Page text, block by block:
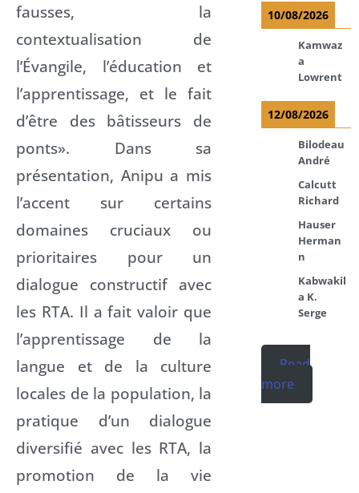
fausses, la
contextualisation de
l’Évangile, l’éducation et
l’apprentissage, et le fait
d’être des bâtisseurs de
ponts». Dans sa
présentation, Anipu a mis
l’accent sur certains
domaines cruciaux ou
prioritaires pour un
dialogue constructif avec
les RTA. Il a fait valoir que
l’apprentissage de la
langue et de la culture
locales de la population, la
pratique d’un dialogue
diversifié avec les RTA, la
promotion de la vie
10/08/2026
Kamwaz
a
Lowrent
12/08/2026
Bilodeau
André
Calcutt
Richard
Hauser
Herman
n
Kabwakil
a K.
Serge
Read
more